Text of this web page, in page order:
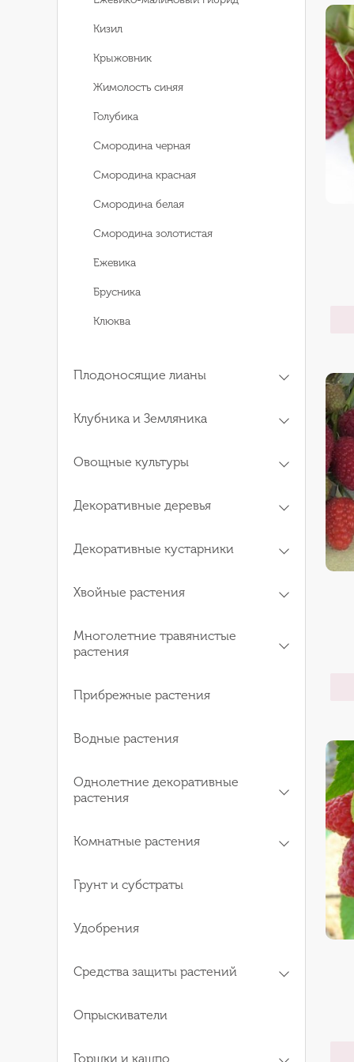
Кизил
Крыжовник
Жимолость синяя
Голубика
Смородина черная
Смородина красная
Смородина белая
Смородина золотистая
Ежевика
Брусника
Клюква
Плодоносящие лианы
Клубника и Земляника
Овощные культуры
Декоративные деревья
Декоративные кустарники
Хвойные растения
Многолетние травянистые
растения
Прибрежные растения
Водные растения
Однолетние декоративные
растения
Комнатные растения
Грунт и субстраты
Удобрения
Средства защиты растений
Опрыскиватели
Горшки и кашпо